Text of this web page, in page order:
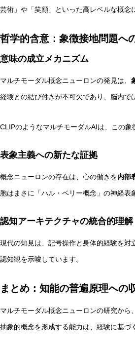
芸術」や「笑顔」といった高レベルな概
哲学的含意：象徴接地問題へ
意味の成立メカニズム
マルチモーダル概念ニューロンの発見は、
経験との結び付きが不可欠であり、脳内
CLIPのようなマルチモーダルAIは、この
表象主義への新たな証拠
概念ニューロンの存在は、心の働きを内部
胞はまさに「ハル・ベリー概念」の神経表
認知アーキテクチャの統合的理解
現代の知見は、記号操作と身体的経験を対
認知観を示唆しています。
まとめ：知能の普遍原理への
マルチモーダル概念ニューロンの研究か
抽象的概念を形成する能力は、経験に基